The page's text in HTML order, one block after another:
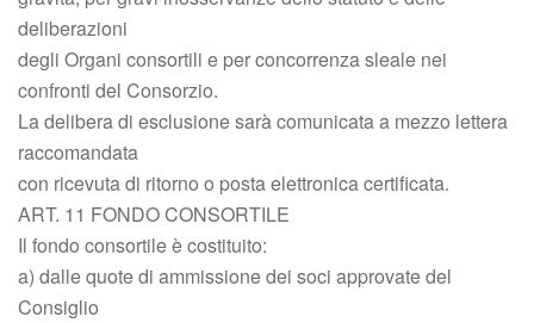
deliberazioni
degli Organi consortili e per concorrenza sleale nei
confronti del Consorzio.
La delibera di esclusione sarà comunicata a mezzo lettera
raccomandata
con ricevuta di ritorno o posta elettronica certificata.
ART. 11 FONDO CONSORTILE
Il fondo consortile è costituito:
a) dalle quote di ammissione dei soci approvate del
Consiglio